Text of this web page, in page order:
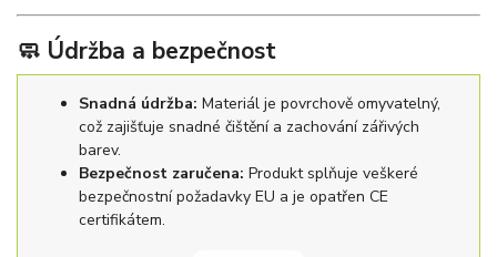
🧼 Údržba a bezpečnost
Snadná údržba: Materiál je povrchově omyvatelný,
což zajišťuje snadné čištění a zachování zářivých
barev.
Bezpečnost zaručena: Produkt splňuje veškeré
bezpečnostní požadavky EU a je opatřen CE
certifikátem.